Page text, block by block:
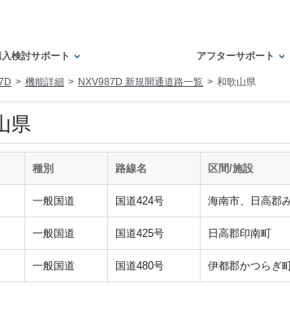
検討サポート アフターサポート
機能詳細 NXV987D 新規開通道路一覧 和歌山県
県
種別 路線名 区間/施設
一般国道 国道424号 海南市、日高郡
一般国道 国道425号 日高郡印南町
一般国道 国道480号 伊都郡かつらぎ